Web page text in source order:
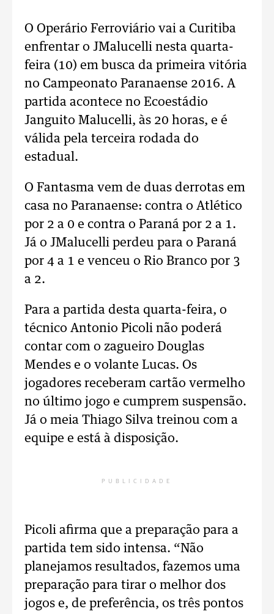
O Operário Ferroviário vai a Curitiba
enfrentar o JMalucelli nesta quarta-
feira (10) em busca da primeira vitória
no Campeonato Paranaense 2016. A
partida acontece no Ecoestádio
Janguito Malucelli, às 20 horas, e é
válida pela terceira rodada do
estadual.
O Fantasma vem de duas derrotas em
casa no Paranaense: contra o Atlético
por 2 a 0 e contra o Paraná por 2 a 1.
Já o JMalucelli perdeu para o Paraná
por 4 a 1 e venceu o Rio Branco por 3
a 2.
Para a partida desta quarta-feira, o
técnico Antonio Picoli não poderá
contar com o zagueiro Douglas
Mendes e o volante Lucas. Os
jogadores receberam cartão vermelho
no último jogo e cumprem suspensão.
Já o meia Thiago Silva treinou com a
equipe e está à disposição.
PUBLICIDADE
Picoli afirma que a preparação para a
partida tem sido intensa. “Não
planejamos resultados, fazemos uma
preparação para tirar o melhor dos
jogos e, de preferência, os três pontos